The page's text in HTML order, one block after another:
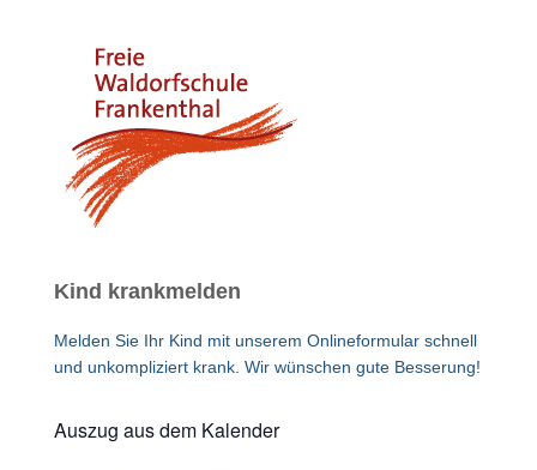
Kind krankmelden
Melden Sie Ihr Kind mit unserem Onlineformular schnell
und unkompliziert krank. Wir wünschen gute Besserung!
Auszug aus dem Kalender